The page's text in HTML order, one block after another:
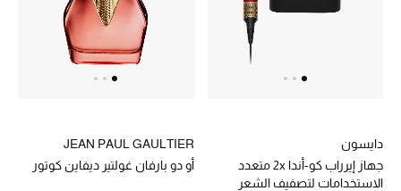
الموسم الجديد
دايسون
جهاز إيرراب كو-أندا 2x متعدد
الاستخدامات لتصفيف الشعر
JEAN PAUL GAULTIER
أو دو بارفان غولتير ديفاين كوتور